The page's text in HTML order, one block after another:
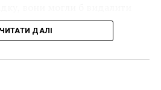
эта работа
подойдет для
до чверті мільйона
ЧИТАТИ ДАЛІ